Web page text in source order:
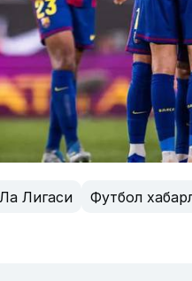
Лигаси Футбол